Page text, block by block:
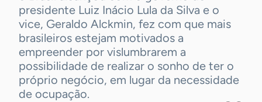
presidente Luiz Inácio Lula da Silva e o
vice, Geraldo Alckmin, fez com que mais
brasileiros estejam motivados a
empreender por vislumbrarem a
possibilidade de realizar o sonho de ter o
próprio negócio, em lugar da necessidade
de ocupação.